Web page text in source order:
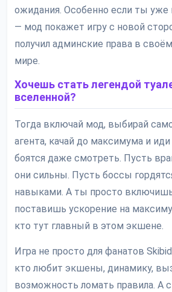
ожидания. Особенно если ты уже
— мод покажет игру с новой
получил админские права в
мире.
Хочешь стать легендой
вселенной?
Тогда включай мод, выбирай
агента, качай до максимума и иди
боятся даже смотреть. Пусть
они сильны. Пусть боссы
навыками. А ты просто
поставишь ускорение на
кто тут главный в этом экшене.
Игра не просто для фанатов
кто любит экшены, динамику,
возможность ломать правила. А